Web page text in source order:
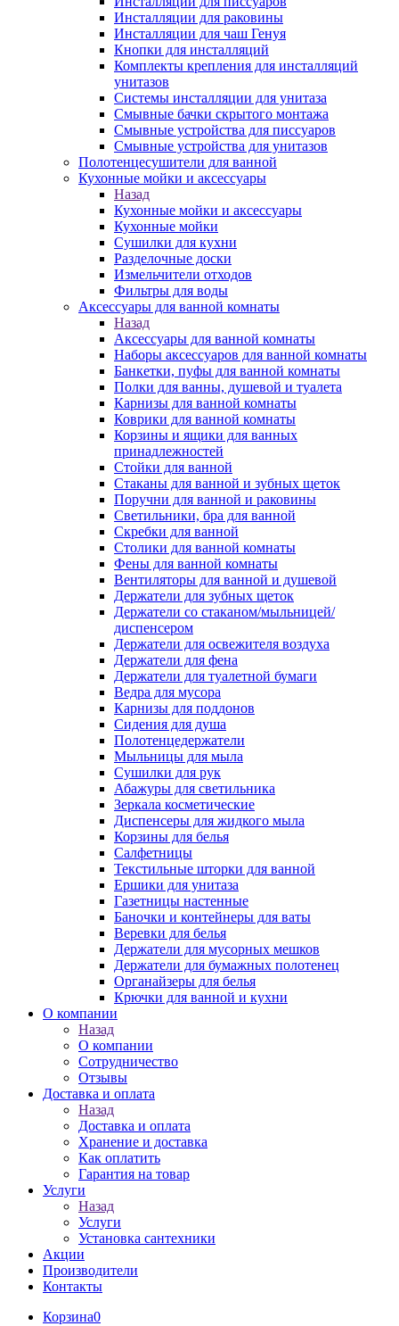
Инсталляции для раковины
Инсталляции для чаш Генуя
Кнопки для инсталляций
Комплекты крепления для инсталляций
унитазов
Системы инсталляции для унитаза
Смывные бачки скрытого монтажа
Смывные устройства для писсуаров
Смывные устройства для унитазов
Полотенцесушители для ванной
Кухонные мойки и аксессуары
Назад
Кухонные мойки и аксессуары
Кухонные мойки
Сушилки для кухни
Разделочные доски
Измельчители отходов
Фильтры для воды
Аксессуары для ванной комнаты
Назад
Аксессуары для ванной комнаты
Наборы аксессуаров для ванной комнаты
Банкетки, пуфы для ванной комнаты
Полки для ванны, душевой и туалета
Карнизы для ванной комнаты
Коврики для ванной комнаты
Корзины и ящики для ванных
принадлежностей
Стойки для ванной
Стаканы для ванной и зубных щеток
Поручни для ванной и раковины
Светильники, бра для ванной
Скребки для ванной
Столики для ванной комнаты
Фены для ванной комнаты
Вентиляторы для ванной и душевой
Держатели для зубных щеток
Держатели со стаканом/мыльницей/
диспенсером
Держатели для освежителя воздуха
Держатели для фена
Держатели для туалетной бумаги
Ведра для мусора
Карнизы для поддонов
Сидения для душа
Полотенцедержатели
Мыльницы для мыла
Сушилки для рук
Абажуры для светильника
Зеркала косметические
Диспенсеры для жидкого мыла
Корзины для белья
Салфетницы
Текстильные шторки для ванной
Ершики для унитаза
Газетницы настенные
Баночки и контейнеры для ваты
Веревки для белья
Держатели для мусорных мешков
Держатели для бумажных полотенец
Органайзеры для белья
Крючки для ванной и кухни
О компании
Назад
О компании
Сотрудничество
Отзывы
Доставка и оплата
Назад
Доставка и оплата
Хранение и доставка
Как оплатить
Гарантия на товар
Услуги
Назад
Услуги
Установка сантехники
Акции
Производители
Контакты
Корзина0